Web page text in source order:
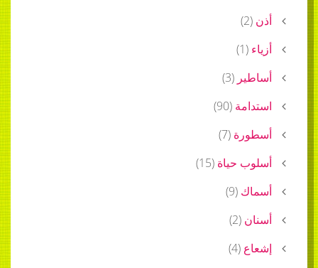
أذن (
2
)
أزياء (
1
)
أساطير (
3
)
استدامة (
90
)
أسطورة (
7
)
أسلوب حياة (
15
)
أسماك (
9
)
أسنان (
2
)
إشعاع (
4
)